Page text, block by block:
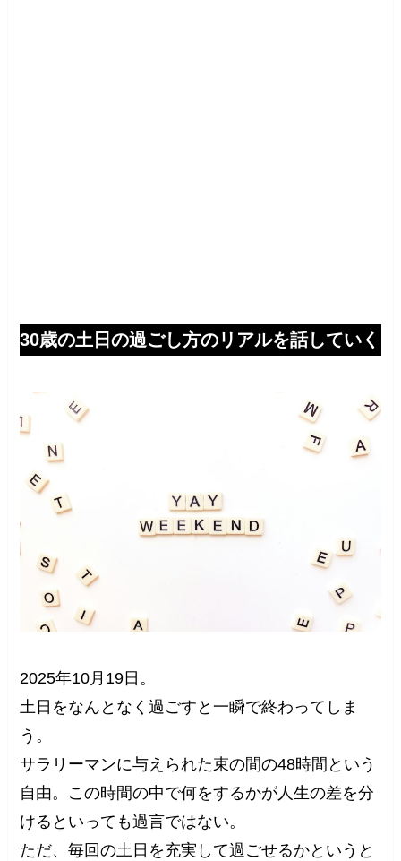
30歳の土日の過ごし方のリアルを話していく
2025年10月19日。
土日をなんとなく過ごすと一瞬で終わってしま
う。
サラリーマンに与えられた束の間の48時間という
自由。この時間の中で何をするかが人生の差を分
けるといっても過言ではない。
ただ、毎回の土日を充実して過ごせるかというと